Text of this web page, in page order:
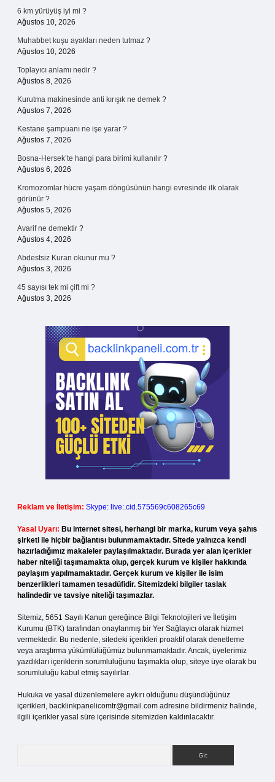
6 km yürüyüş iyi mi ?
Ağustos 10, 2026
Muhabbet kuşu ayakları neden tutmaz ?
Ağustos 10, 2026
Toplayıcı anlamı nedir ?
Ağustos 8, 2026
Kurutma makinesinde anti kırışık ne demek ?
Ağustos 7, 2026
Kestane şampuanı ne işe yarar ?
Ağustos 7, 2026
Bosna-Hersek’te hangi para birimi kullanılır ?
Ağustos 6, 2026
Kromozomlar hücre yaşam döngüsünün hangi evresinde ilk olarak
görünür ?
Ağustos 5, 2026
Avarif ne demektir ?
Ağustos 4, 2026
Abdestsiz Kuran okunur mu ?
Ağustos 3, 2026
45 sayısı tek mi çift mi ?
Ağustos 3, 2026
Reklam ve İletişim: Skype: live:.cid.575569c608265c69
Yasal Uyarı: Bu internet sitesi, herhangi bir marka, kurum veya şahıs
şirketi ile hiçbir bağlantısı bulunmamaktadır. Sitede yalnızca kendi
hazırladığımız makaleler paylaşılmaktadır. Burada yer alan içerikler
haber niteliği taşımamakta olup, gerçek kurum ve kişiler hakkında
paylaşım yapılmamaktadır. Gerçek kurum ve kişiler ile isim
benzerlikleri tamamen tesadüfidir. Sitemizdeki bilgiler taslak
halindedir ve tavsiye niteliği taşımazlar.
Sitemiz, 5651 Sayılı Kanun gereğince Bilgi Teknolojileri ve İletişim
Kurumu (BTK) tarafından onaylanmış bir Yer Sağlayıcı olarak hizmet
vermektedir. Bu nedenle, sitedeki içerikleri proaktif olarak denetleme
veya araştırma yükümlülüğümüz bulunmamaktadır. Ancak, üyelerimiz
yazdıkları içeriklerin sorumluluğunu taşımakta olup, siteye üye olarak bu
sorumluluğu kabul etmiş sayılırlar.
Hukuka ve yasal düzenlemelere aykırı olduğunu düşündüğünüz
içerikleri, backlinkpanelicomtr@gmail.com adresine bildirmeniz halinde,
ilgili içerikler yasal süre içerisinde sitemizden kaldırılacaktır.